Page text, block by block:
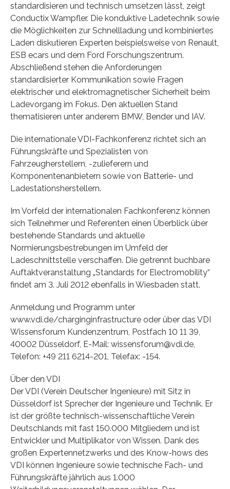
standardisieren und technisch umsetzen lässt, zeigt
Conductix Wampfler. Die konduktive Ladetechnik sowie
die Möglichkeiten zur Schnellladung und kombiniertes
Laden diskutieren Experten beispielsweise von Renault,
ESB ecars und dem Ford Forschungszentrum.
Abschließend stehen die Anforderungen
standardisierter Kommunikation sowie Fragen
elektrischer und elektromagnetischer Sicherheit beim
Ladevorgang im Fokus. Den aktuellen Stand
thematisieren unter anderem BMW, Bender und IAV.
Die internationale VDI-Fachkonferenz richtet sich an
Führungskräfte und Spezialisten von
Fahrzeugherstellern, -zulieferern und
Komponentenanbietern sowie von Batterie- und
Ladestationsherstellern.
Im Vorfeld der internationalen Fachkonferenz können
sich Teilnehmer und Referenten einen Überblick über
bestehende Standards und aktuelle
Normierungsbestrebungen im Umfeld der
Ladeschnittstelle verschaffen. Die getrennt buchbare
Auftaktveranstaltung „Standards for Electromobility“
findet am 3. Juli 2012 ebenfalls in Wiesbaden statt.
Anmeldung und Programm unter
www.vdi.de/charginginfrastructure oder über das VDI
Wissensforum Kundenzentrum, Postfach 10 11 39,
40002 Düsseldorf, E-Mail: wissensforum@vdi.de,
Telefon: +49 211 6214-201, Telefax: -154.
Über den VDI
Der VDI (Verein Deutscher Ingenieure) mit Sitz in
Düsseldorf ist Sprecher der Ingenieure und Technik. Er
ist der größte technisch-wissenschaftliche Verein
Deutschlands mit fast 150.000 Mitgliedern und ist
Entwickler und Multiplikator von Wissen. Dank des
großen Expertennetzwerks und des Know-hows des
VDI können Ingenieure sowie technische Fach- und
Führungskräfte jährlich aus 1.000